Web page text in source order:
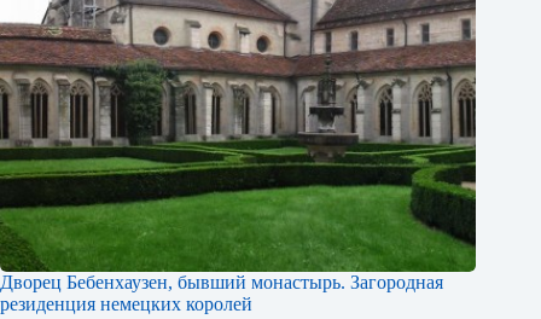
Дворец Бебенхаузен, бывший монастырь. Загородная
резиденция немецких королей